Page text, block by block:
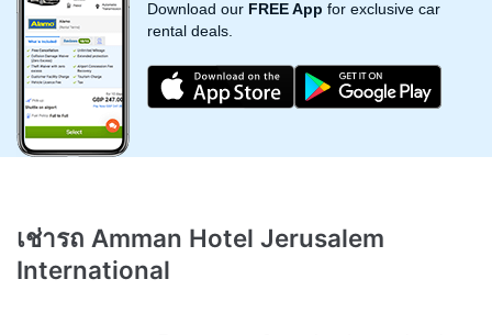
Download our FREE App for exclusive car
rental deals.
เช่ารถ Amman Hotel Jerusalem
International